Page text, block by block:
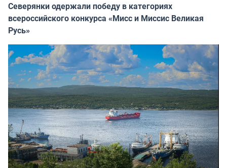
Северянки одержали победу в категориях
всероссийского конкурса «Мисс и Миссис Великая
Русь»